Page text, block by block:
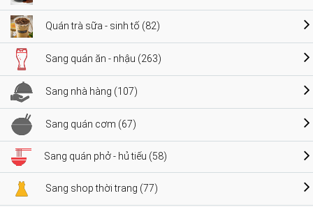
Quán trà sữa - sinh tố (82)
Sang quán ăn - nhậu (263)
Sang nhà hàng (107)
Sang quán cơm (67)
Sang quán phở - hủ tiếu (58)
Sang shop thời trang (77)